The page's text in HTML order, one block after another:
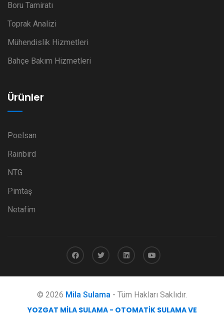
Boru Tamiratı
Toprak Analizi
Mühendislik Hizmetleri
Bahçe Bakım Hizmetleri
Ürünler
Poelsan
Rainbird
NTG
Pimtaş
Netafim
© 2026 Mila Sulama - Tüm Hakları Saklıdır.
YOZGAT MILA SULAMA - OTOMATIK SULAMA VE